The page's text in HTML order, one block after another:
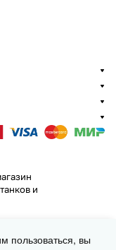
и
пользоваться, вы